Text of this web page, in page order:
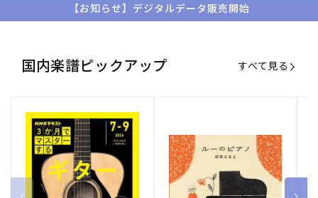
【お知らせ】デジタルデータ販売開始
国内楽譜ピックアップ すべて見る